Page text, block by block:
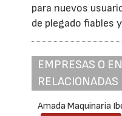
para nuevos
de plegado fiables
EMPRESAS O
RELACIONADAS
Amada Maquinaria